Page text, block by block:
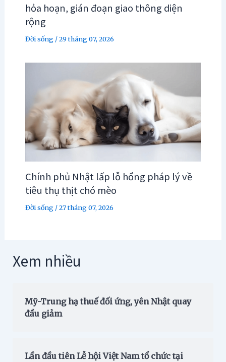
hỏa hoạn, gián đoạn giao thông diện
rộng
Đời sống/29 tháng 07, 2026
Chính phủ Nhật lấp lỗ hổng pháp lý về
tiêu thụ thịt chó mèo
Đời sống/27 tháng 07, 2026
Xem nhiều
Mỹ-Trung hạ thuế đối ứng, yên Nhật quay
đầu giảm
Lần đầu tiên Lễ hội Việt Nam tổ chức tại